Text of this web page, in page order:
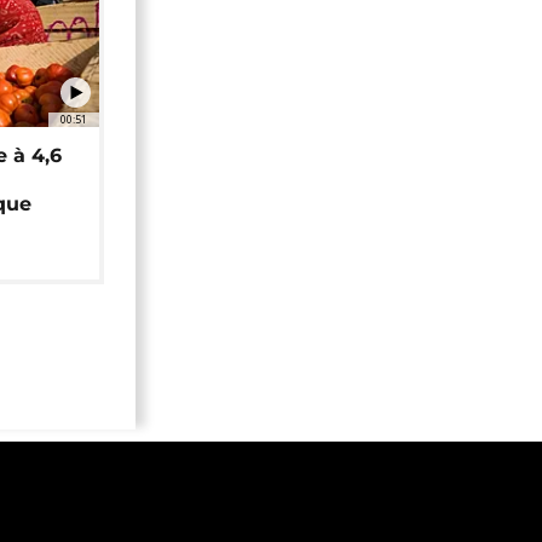
00:51
à 4,6